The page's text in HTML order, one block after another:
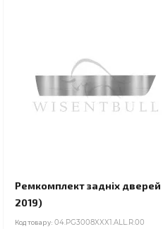
Ремкомплект задніх
2019)
Код товару: 04.PG3008XXX1.ALL.R.00